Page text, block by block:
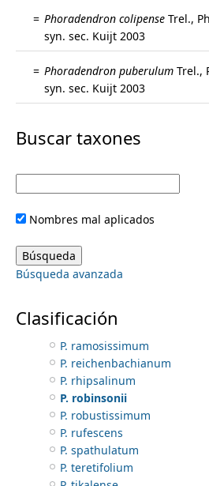
m
y
t
a
b
= Phoradendron colipense Trel.,
syn. sec. Kuijt 2003
= Phoradendron puberulum Trel.,
syn. sec. Kuijt 2003
m
e
Buscar taxones
Nombres mal aplicados
Búsqueda avanzada
Clasificación
P. longicaule
P. longifolium
P. macrophyllum
P. minutifolium
P. mucronatum
P. naviculare
P. nitens
P. olae
P. palmeri
P. perredactum
P. piperoides
P. purpusii
P. quadrangulare
P. ramosissimum
P. reichenbachianum
P. rhipsalinum
P. robinsonii
P. robustissimum
P. rufescens
P. spathulatum
P. teretifolium